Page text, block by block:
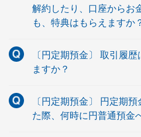
解約したり、口座からお
も、特典はもらえますか
〔円定期預金〕 取引履
ますか？
〔円定期預金〕 円定期
た際、何時に円普通預金